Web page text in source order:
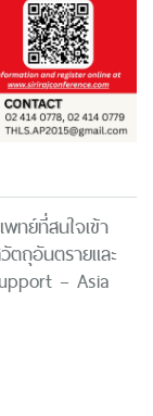
ทย์ที่สนใจเข้า
ถุอันตรายและ
– Asia